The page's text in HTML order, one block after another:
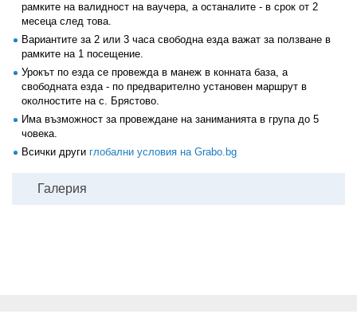
рамките на валидност на ваучера, а останалите - в срок от 2
месеца след това.
Вариантите за 2 или 3 часа свободна езда важат за ползване в
рамките на 1 посещение.
Урокът по езда се провежда в манеж в конната база, а
свободната езда - по предварително установен маршрут в
околностите на с. Брястово.
Има възможност за провеждане на заниманията в група до 5
човека.
Всички други глобални условия на Grabo.bg
Галерия